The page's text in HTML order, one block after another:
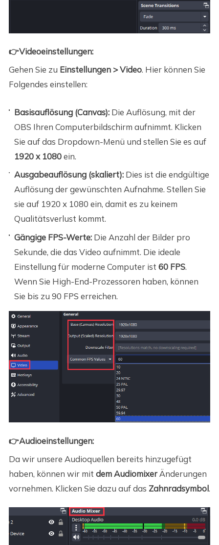
👉Videoeinstellungen:
Gehen Sie zu Einstellungen > Video. Hier können Sie
Folgendes einstellen:
Basisauflösung (Canvas): Die Auflösung, mit der
OBS Ihren Computerbildschirm aufnimmt. Klicken
Sie auf das Dropdown-Menü und stellen Sie es auf
1920 x 1080ein.
Ausgabeauflösung (skaliert): Dies ist die endgültige
Auflösung der gewünschten Aufnahme. Stellen Sie
sie auf 1920 x 1080 ein, damit es zu keinem
Qualitätsverlust kommt.
Gängige FPS-Werte: Die Anzahl der Bilder pro
Sekunde, die das Video aufnimmt. Die ideale
Einstellung für moderne Computer ist60 FPS.
Wenn Sie High-End-Prozessoren haben, können
Sie bis zu 90 FPS erreichen.
👉Audioeinstellungen:
Da wir unsere Audioquellen bereits hinzugefügt
haben, können wir mit dem AudiomixerÄnderungen
vornehmen. Klicken Sie dazu auf das Zahnradsymbol.